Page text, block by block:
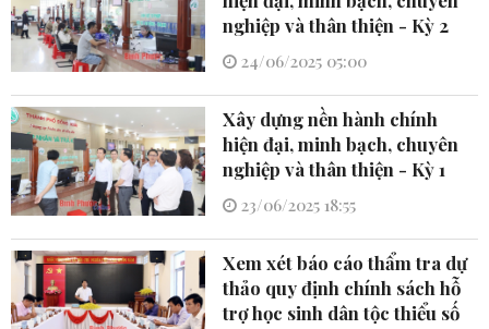
nghiệp và thân thiện - Kỳ 2
24/06/2025 05:00
Xây dựng nền hành chính
hiện đại, minh bạch, chuyên
nghiệp và thân thiện - Kỳ 1
23/06/2025 18:55
Xem xét báo cáo thẩm tra dự
thảo quy định chính sách hỗ
trợ học sinh dân tộc thiểu số